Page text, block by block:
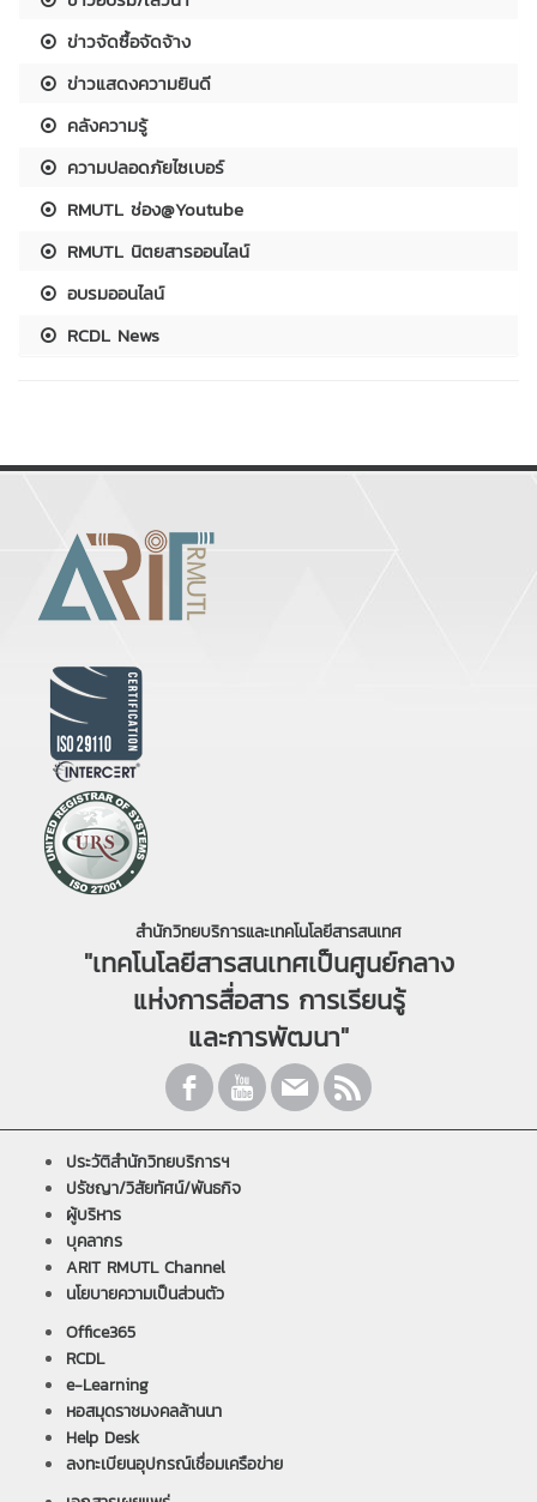
ข่าวจัดซื้อจัดจ้าง
ข่าวแสดงความยินดี
คลังความรู้
ความปลอดภัยไซเบอร์
RMUTL ช่อง@Youtube
RMUTL นิตยสารออนไลน์
อบรมออนไลน์
RCDL News
สำนักวิทยบริการและเทคโนโลยีสารสนเทศ
"เทคโนโลยีสารสนเทศเป็นศูนย์กลาง
แห่งการสื่อสาร การเรียนรู้
และการพัฒนา"
ประวัติสำนักวิทยบริการฯ
ปรัชญา/วิสัยทัศน์/พันธกิจ
ผู้บริหาร
บุคลากร
ARIT RMUTL Channel
นโยบายความเป็นส่วนตัว
Office365
RCDL
e-Learning
หอสมุดราชมงคลล้านนา
Help Desk
ลงทะเบียนอุปกรณ์เชื่อมเครือข่าย